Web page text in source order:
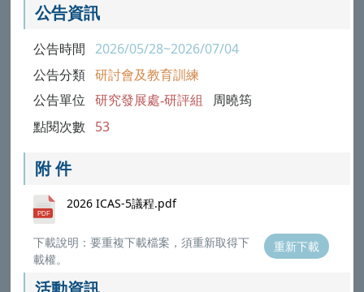
公告資訊
公告時間 2026/05/28~2026/07/04
公告分類 研討會及教育訓練
公告單位 研究發展處-研評組 周曉筠
點閱次數 53
附 件
2026 ICAS-5議程.pdf
下載說明：要重複下載檔案，須重新取得下
載權。
重新下載